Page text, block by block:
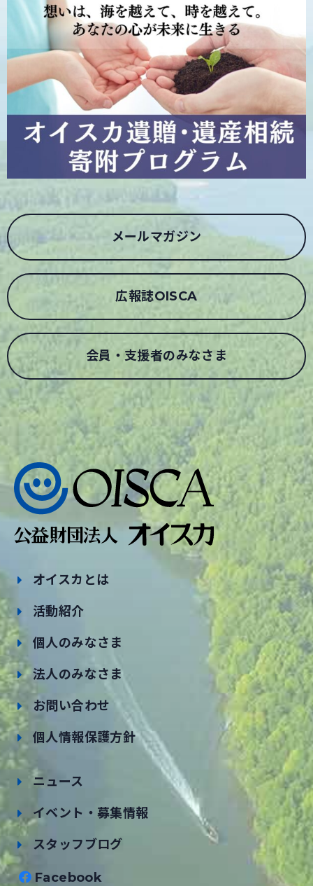
メールマガジン
広報誌OISCA
会員・支援者のみなさま
オイスカとは
活動紹介
個人のみなさま
法人のみなさま
お問い合わせ
個人情報保護方針
ニュース
イベント・募集情報
スタッフブログ
Facebook